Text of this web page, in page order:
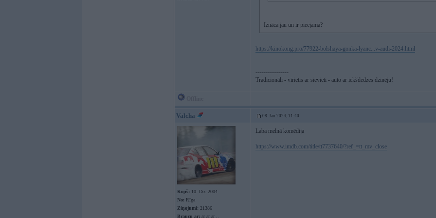
Iznāca jau un ir pieejama?
https://kinokong.pro/77922-bolshaya-gonka-lyanc...v-audi-2024.html
-----------------
Tradicionāli - vīrietis ar sievieti - auto ar iekšdedzes dzinēju!
Valcha 08. Jan 2024, 11:40
Kopš: 10. Dec 2004
No: Rīga
Ziņojumi: 21386
Braucu ar: ar ar ar ..
Laba melnā komēdija
https://www.imdb.com/title/tt7737640/?ref_=tt_mv_close